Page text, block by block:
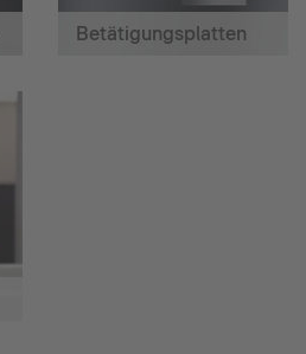
Betätigungsplatten